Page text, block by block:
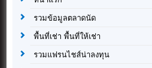
รวมข้อมูลตลาดนัด
พื้นที่เช่า พื้นที่ให้เช่า
รวมแฟรนไชส์น่าลงทุน